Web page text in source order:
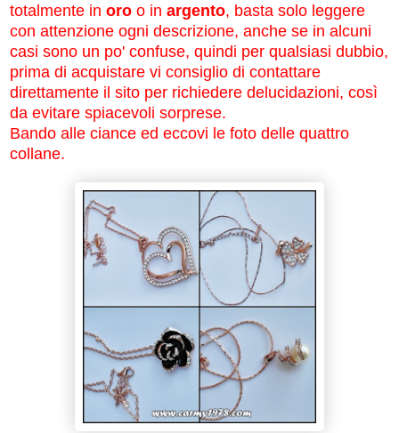
totalmente in oro o in argento, basta solo leggere
con attenzione ogni descrizione, anche se in alcuni
casi sono un po' confuse, quindi per qualsiasi dubbio,
prima di acquistare vi consiglio di contattare
direttamente il sito per richiedere delucidazioni, così
da evitare spiacevoli sorprese.
Bando alle ciance ed eccovi le foto delle quattro
collane.